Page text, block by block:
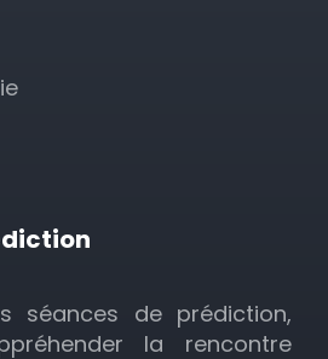
séances de prédiction,
la rencontre